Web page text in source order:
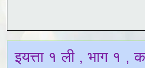
इयत्ता १ ली , भाग १ , क